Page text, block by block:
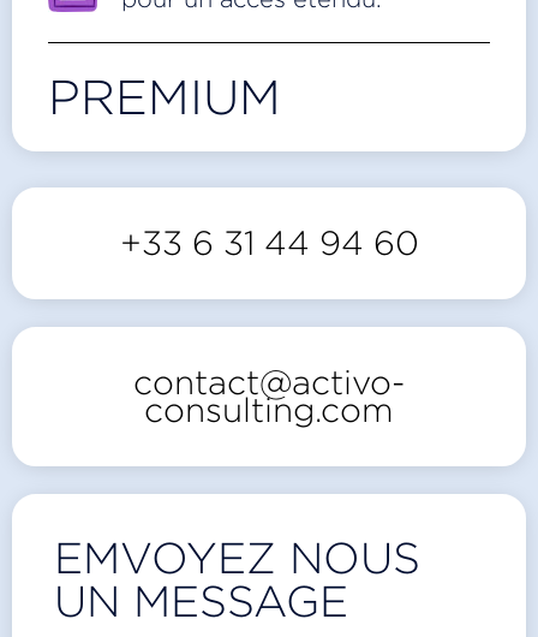
PREMIUM
+33 6 31 44 94 60
contact@activo-
consulting.com
EMVOYEZ NOUS
UN MESSAGE